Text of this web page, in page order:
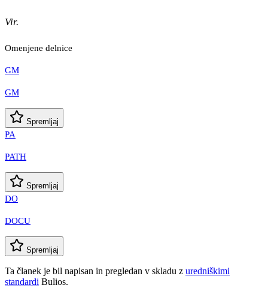
Vir.
Omenjene delnice
GM
GM
Spremljaj
PA
PATH
Spremljaj
DO
DOCU
Spremljaj
Ta članek je bil napisan in pregledan v skladu z uredniškimi
standardi Bulios.